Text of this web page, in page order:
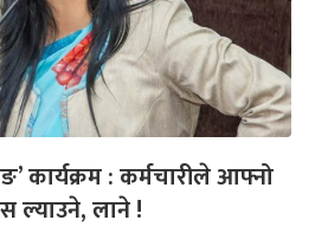
कार्यक्रम : कर्मचारीले आफ्नो
ल्याउने, लाने !